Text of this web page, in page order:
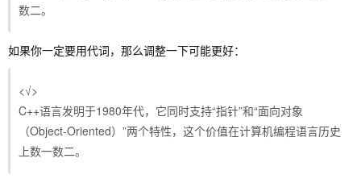
数二。
如果你一定要用代词，那么调整一下可能更好：
<√>
C++语言发明于1980年代，它同时支持“指针”和“面向对象
（Object-Oriented）”两个特性，这个价值在计算机编程语言历史
上数一数二。